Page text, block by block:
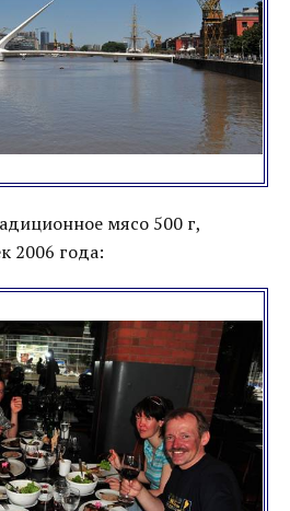
мясо 500 г,
2006 года: